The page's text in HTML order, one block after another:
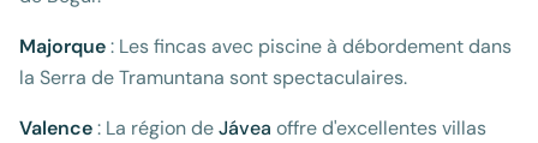
Majorque: Les fincas avec piscine à débordement dans
la Serra de Tramuntana sont spectaculaires.
Valence: La région deJávea offre d'excellentes villas